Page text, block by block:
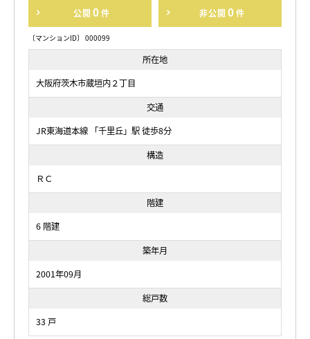
公開 0件 非公開 0件
〔マンションID〕 000099
所在地
大阪府茨木市蔵垣内２丁目
交通
JR東海道本線 「千里丘」駅 徒歩8分
構造
ＲＣ
階建
6 階建
築年月
2001年09月
総戸数
33 戸